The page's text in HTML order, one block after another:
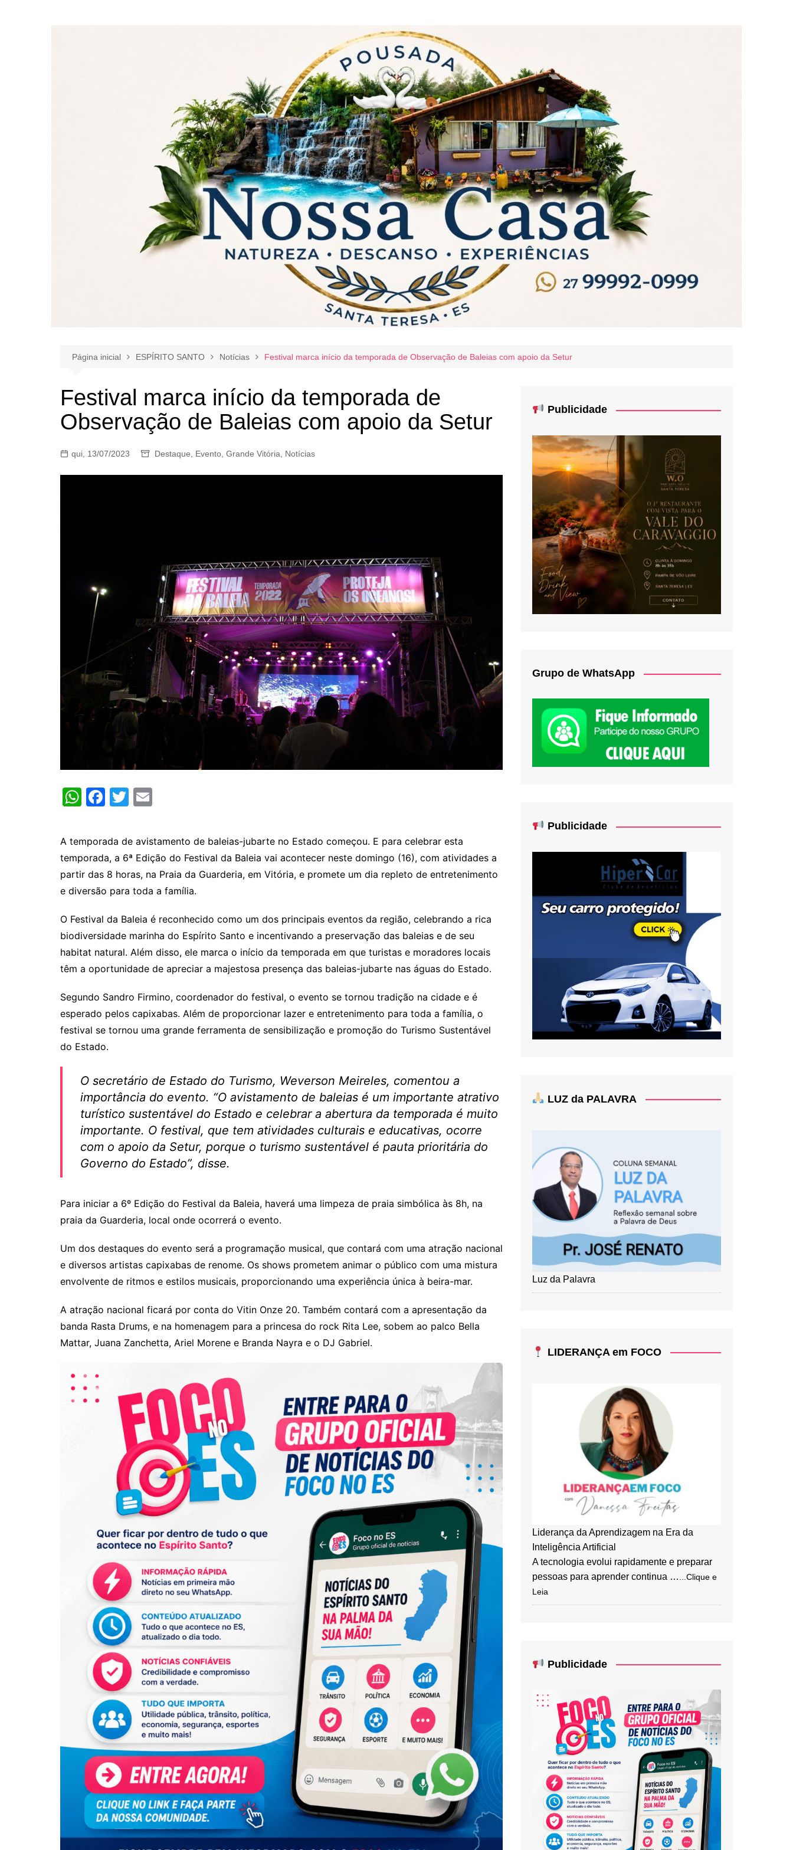
Página inicial ESPÍRITO SANTO Notícias Festival marca início da temporada de Observação de Baleias com apoio da Setur
Festival marca início da temporada de
Observação de Baleias com apoio da Setur
qui, 13/07/2023 Destaque, Evento, Grande Vitória, Notícias
W
at
s
A
p
p
F
c
e
b
o
o
k
T
itt
er
ai
l
A temporada de avistamento de baleias-jubarte no Estado começou. E para celebrar esta
temporada, a 6ª Edição do Festival da Baleia vai acontecer neste domingo (16), com atividades a
partir das 8 horas, na Praia da Guarderia, em Vitória, e promete um dia repleto de entretenimento
e diversão para toda a família.
O Festival da Baleia é reconhecido como um dos principais eventos da região, celebrando a rica
biodiversidade marinha do Espírito Santo e incentivando a preservação das baleias e de seu
habitat natural. Além disso, ele marca o início da temporada em que turistas e moradores locais
têm a oportunidade de apreciar a majestosa presença das baleias-jubarte nas águas do Estado.
Segundo Sandro Firmino, coordenador do festival, o evento se tornou tradição na cidade e é
esperado pelos capixabas. Além de proporcionar lazer e entretenimento para toda a família, o
festival se tornou uma grande ferramenta de sensibilização e promoção do Turismo Sustentável
do Estado.
O secretário de Estado do Turismo, Weverson Meireles, comentou a
importância do evento. “O avistamento de baleias é um importante atrativo
turístico sustentável do Estado e celebrar a abertura da temporada é muito
importante. O festival, que tem atividades culturais e educativas, ocorre
com o apoio da Setur, porque o turismo sustentável é pauta prioritária do
Governo do Estado”, disse.
Para iniciar a 6º Edição do Festival da Baleia, haverá uma limpeza de praia simbólica às 8h, na
praia da Guarderia, local onde ocorrerá o evento.
Um dos destaques do evento será a programação musical, que contará com uma atração nacional
e diversos artistas capixabas de renome. Os shows prometem animar o público com uma mistura
envolvente de ritmos e estilos musicais, proporcionando uma experiência única à beira-mar.
A atração nacional ficará por conta do Vitin Onze 20. Também contará com a apresentação da
banda Rasta Drums, e na homenagem para a princesa do rock Rita Lee, sobem ao palco Bella
Mattar, Juana Zanchetta, Ariel Morene e Branda Nayra e o DJ Gabriel.
Publicidade
Grupo de WhatsApp
Publicidade
LUZ da PALAVRA
Luz da Palavra
LIDERANÇA em FOCO
Liderança da Aprendizagem na Era da
Inteligência Artificial
A tecnologia evolui rapidamente e preparar
pessoas para aprender continua …
...Clique e
Leia
Publicidade